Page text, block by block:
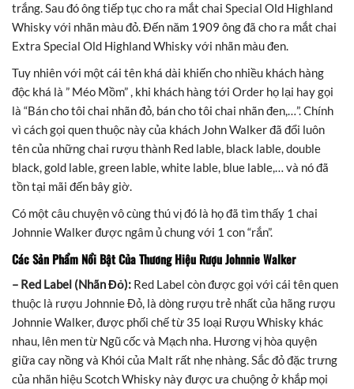
trắng. Sau đó ông tiếp tục cho ra mắt chai Special Old Highland
Whisky với nhãn màu đỏ. Đến năm 1909 ông đã cho ra mắt chai
Extra Special Old Highland Whisky với nhãn màu đen.
Tuy nhiên với một cái tên khá dài khiến cho nhiều khách hàng
độc khá là ” Méo Mồm” , khi khách hàng tới Order họ lại hay gọi
là “Bán cho tôi chai nhãn đỏ, bán cho tôi chai nhãn đen,…”. Chính
vì cách gọi quen thuộc này của khách John Walker đã đổi luôn
tên của những chai rượu thành Red lable, black lable, double
black, gold lable, green lable, white lable, blue lable,… và nó đã
tồn tại mãi đến bây giờ.
Có một câu chuyện vô cùng thú vị đó là họ đã tìm thấy 1 chai
Johnnie Walker được ngâm ủ chung với 1 con “rắn”.
Các Sản Phẩm Nổi Bật Của Thương Hiệu Rượu Johnnie Walker
– Red Label (Nhãn Đỏ): Red Label còn được gọi với cái tên quen
thuộc là rượu Johnnie Đỏ, là dòng rượu trẻ nhất của hãng rượu
Johnnie Walker, được phối chế từ 35 loại Rượu Whisky khác
nhau, lên men từ Ngũ cốc và Mạch nha. Hương vị hòa quyện
giữa cay nồng và Khói của Malt rất nhẹ nhàng. Sắc đỏ đặc trưng
của nhãn hiệu Scotch Whisky này được ưa chuộng ở khắp mọi